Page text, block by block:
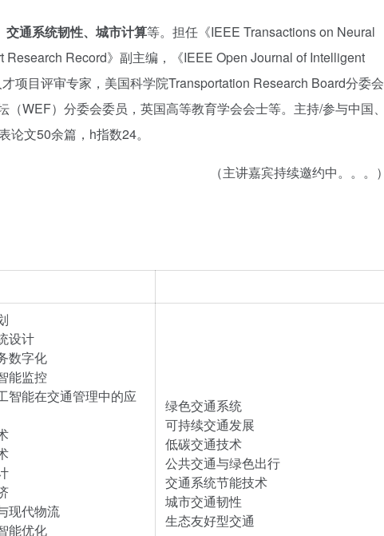
交通系统韧性、城市计算等。担任《IEEE Transactions on Neural
Record》副主编，《IEEE Open Journal of Intelligent
项目评审专家，美国科学院Transportation Research Board分委会
WEF）分委会委员，英国高等教育学会会士等。主持/参与中国、
文50余篇，h指数24。
（主讲嘉宾持续邀约中。。。）
设计
数字化
能监控
智能在交通管理中的应
现代物流
能优化
绿色交通系统
可持续交通发展
低碳交通技术
公共交通与绿色出行
交通系统节能技术
城市交通韧性
生态友好型交通